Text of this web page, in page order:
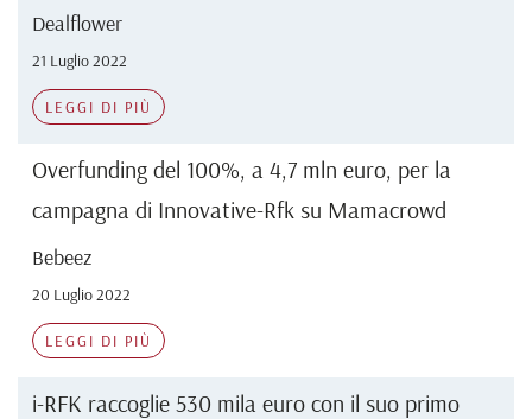
Dealflower
21 Luglio 2022
LEGGI DI PIÙ
Overfunding del 100%, a 4,7 mln euro, per la
campagna di Innovative-Rfk su Mamacrowd
Bebeez
20 Luglio 2022
LEGGI DI PIÙ
i-RFK raccoglie 530 mila euro con il suo primo